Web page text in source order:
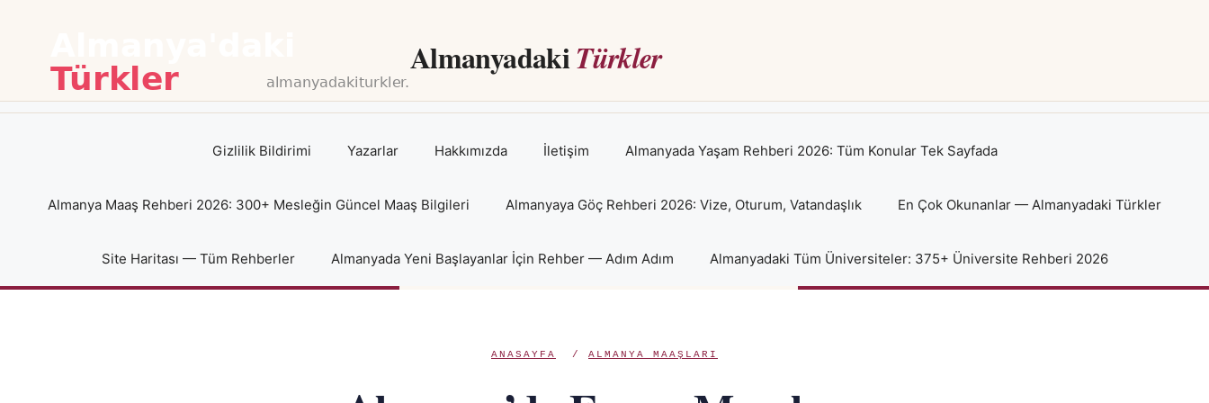
AlmanyadakiTürkler
Gizlilik Bildirimi Yazarlar Hakkımızda İletişim Almanyada Yaşam Rehberi 2026: Tüm Konular Tek Sayfada
Almanya Maaş Rehberi 2026: 300+ Mesleğin Güncel Maaş Bilgileri Almanyaya Göç Rehberi 2026: Vize, Oturum, Vatandaşlık En Çok Okunanlar — Almanyadaki Türkler
Site Haritası — Tüm Rehberler Almanyada Yeni Başlayanlar İçin Rehber — Adım Adım Almanyadaki Tüm Üniversiteler: 375+ Üniversite Rehberi 2026
ANASAYFA / ALMANYA MAAŞLARI